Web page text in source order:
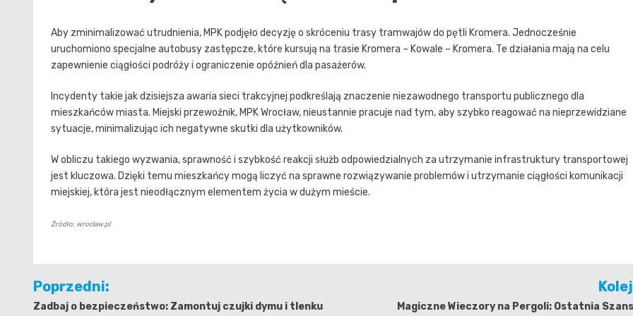
Aby zminimalizować utrudnienia, MPK podjęło decyzję o skróceniu trasy tramwajów do pętli Kromera. Jednocześnie
uruchomiono specjalne autobusy zastępcze, które kursują na trasie Kromera – Kowale – Kromera. Te działania mają na celu
zapewnienie ciągłości podróży i ograniczenie opóźnień dla pasażerów.
Incydenty takie jak dzisiejsza awaria sieci trakcyjnej podkreślają znaczenie niezawodnego transportu publicznego dla
mieszkańców miasta. Miejski przewoźnik, MPK Wrocław, nieustannie pracuje nad tym, aby szybko reagować na nieprzewidziane
sytuacje, minimalizując ich negatywne skutki dla użytkowników.
W obliczu takiego wyzwania, sprawność i szybkość reakcji służb odpowiedzialnych za utrzymanie infrastruktury transportowej
jest kluczowa. Dzięki temu mieszkańcy mogą liczyć na sprawne rozwiązywanie problemów i utrzymanie ciągłości komunikacji
miejskiej, która jest nieodłącznym elementem życia w dużym mieście.
Źródło: wroclaw.pl
Nawigacja
wpisu
Poprzedni:
Zadbaj o bezpieczeństwo: Zamontuj czujki dymu i tlenku Magiczne Wieczory na Pergoli: Ostatnia